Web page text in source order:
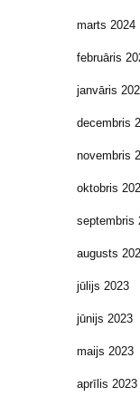
marts 2024
februāris
janvāris
decembris
novembris
oktobris
septembris
augusts
jūlijs 2023
jūnijs 2023
maijs 2023
aprīlis 2023